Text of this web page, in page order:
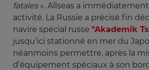
fatales ». Allseas a
activité. La Russie a précisé fin
navire spécial russe "Akademik
jusqu’ici stationné en mer du
néanmoins permettre, après la
d’équipement spéciaux à son